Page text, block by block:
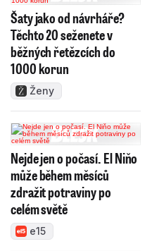
Šaty jako od návrháře?
Těchto 20 seženete v
běžných řetězcích do
1000 korun
Ženy
Nejde jen o počasí. El Niňo
může během měsíců
zdražit potraviny po
celém světě
e15